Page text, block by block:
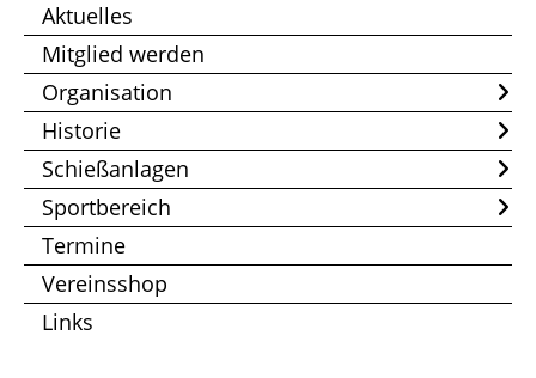
Aktuelles
Mitglied werden
Organisation
Historie
Schießanlagen
Sportbereich
Termine
Vereinsshop
Links